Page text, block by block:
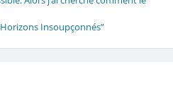
Insoupçonnés”